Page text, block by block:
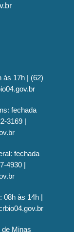
às 17h | (62)
fechada
3169 |
fechada
4930 |
08h às 14h |
de Minas